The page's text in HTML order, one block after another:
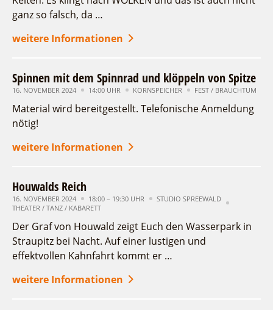
Einkaufen
Gruppen
Fremdenverkehrsvereine
Ludwig Leichhardt
Kahnfahrten
Campingplatz Jessern
Wirtschaftsförderung
Regionalentwicklung
Bürgerbus
Q-Gemeinde Schwielochsee
ILB
WFG
Über uns
Team
Aktuelles
Infomaterial
Warenkorb
ganz so falsch, da …
weitere Informationen
Spinnen mit dem Spinnrad und klöppeln von Spitze
16. NOVEMBER 2024 14:00 UHR KORNSPEICHER FEST / BRAUCHTUM
Material wird bereitgestellt. Telefonische Anmeldung
nötig!
weitere Informationen
Houwalds Reich
16. NOVEMBER 2024 18:00 – 19:30 UHR
STUDIO SPREEWALD
THEATER / TANZ / KABARETT
Der Graf von Houwald zeigt Euch den Wasserpark in
Straupitz bei Nacht. Auf einer lustigen und
effektvollen Kahnfahrt kommt er …
weitere Informationen
18
19 20
25
26 27 28
Erweiterte Suche
Zeitraum
von
alle Kategorien
Kategorie
aktuelle und laufende Veranstaltungen
Suchbegriff